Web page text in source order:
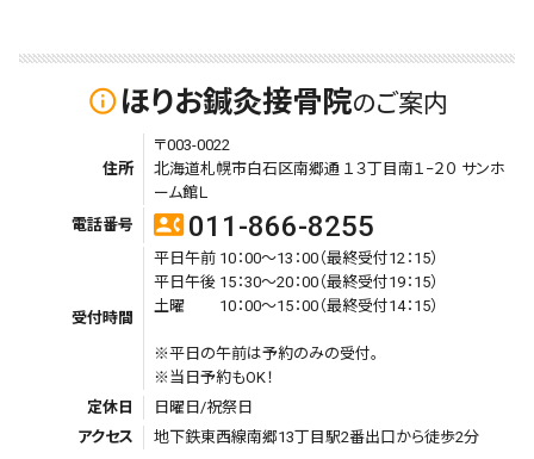
info_outlineほりお鍼灸接骨院のご案内
住所
〒003-0022
北海道札幌市白石区南郷通 １３丁目南１−２０ サンホ
ーム館Ｌ
電話番号
contact_phone 011-866-8255
受付時間
平日午前 10：00～13：00（最終受付12：15）
平日午後 15：30～20：00（最終受付19：15）
土曜 10：00～15：00（最終受付14：15）
※平日の午前は予約のみの受付。
※当日予約もOK！
定休日
日曜日/祝祭日
アクセス
地下鉄東西線南郷13丁目駅2番出口から徒歩2分